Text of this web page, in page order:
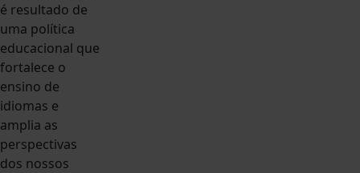
é resultado de
uma política
educacional que
fortalece o
ensino de
idiomas e
amplia as
perspectivas
dos nossos